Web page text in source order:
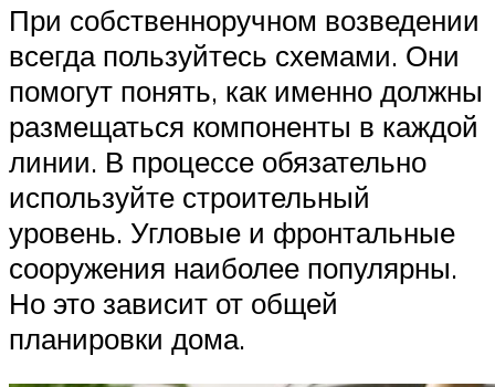
При собственноручном возведении
всегда пользуйтесь схемами. Они
помогут понять, как именно должны
размещаться компоненты в каждой
линии. В процессе обязательно
используйте строительный
уровень. Угловые и фронтальные
сооружения наиболее популярны.
Но это зависит от общей
планировки дома.